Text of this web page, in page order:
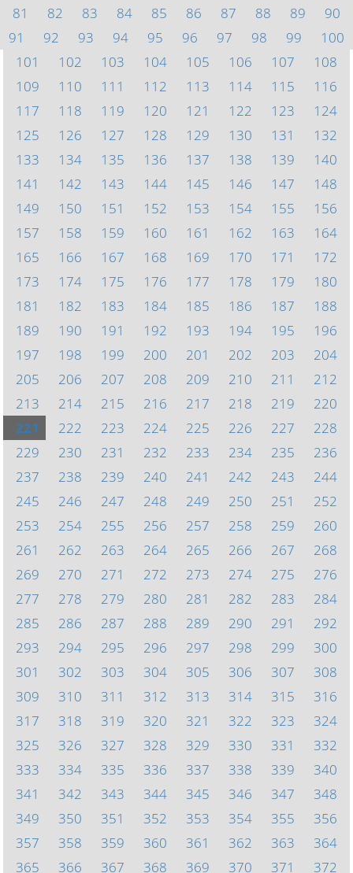
81
82 83 84 85 86 87 88 89
90
91
92 93 94 95 96 97 98 99
100
101
102 103 104 105 106 107
108
109
110 111 112 113 114 115
116
117
118 119 120 121 122 123
124
125
126 127 128 129 130 131
132
133
134 135 136 137 138 139
140
141
142 143 144 145 146 147
148
149
150 151 152 153 154 155
156
157
158 159 160 161 162 163
164
165
166 167 168 169 170 171
172
173
174 175 176 177 178 179
180
181
182 183 184 185 186 187
188
189
190 191 192 193 194 195
196
197
198 199 200 201 202 203
204
205
206 207 208 209 210 211
212
213
214 215 216 217 218 219
220
221
222 223 224 225 226 227
228
229
230 231 232 233 234 235
236
237
238 239 240 241 242 243
244
245
246 247 248 249 250 251
252
253
254 255 256 257 258 259
260
261
262 263 264 265 266 267
268
269
270 271 272 273 274 275
276
277
278 279 280 281 282 283
284
285
286 287 288 289 290 291
292
293
294 295 296 297 298 299
300
301
302 303 304 305 306 307
308
309
310 311 312 313 314 315
316
317
318 319 320 321 322 323
324
325
326 327 328 329 330 331
332
333
334 335 336 337 338 339
340
341
342 343 344 345 346 347
348
349
350 351 352 353 354 355
356
357
358 359 360 361 362 363
364
365
366 367 368 369 370 371 372